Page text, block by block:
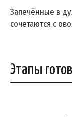
Запечённые в
сочетаются с
Этапы